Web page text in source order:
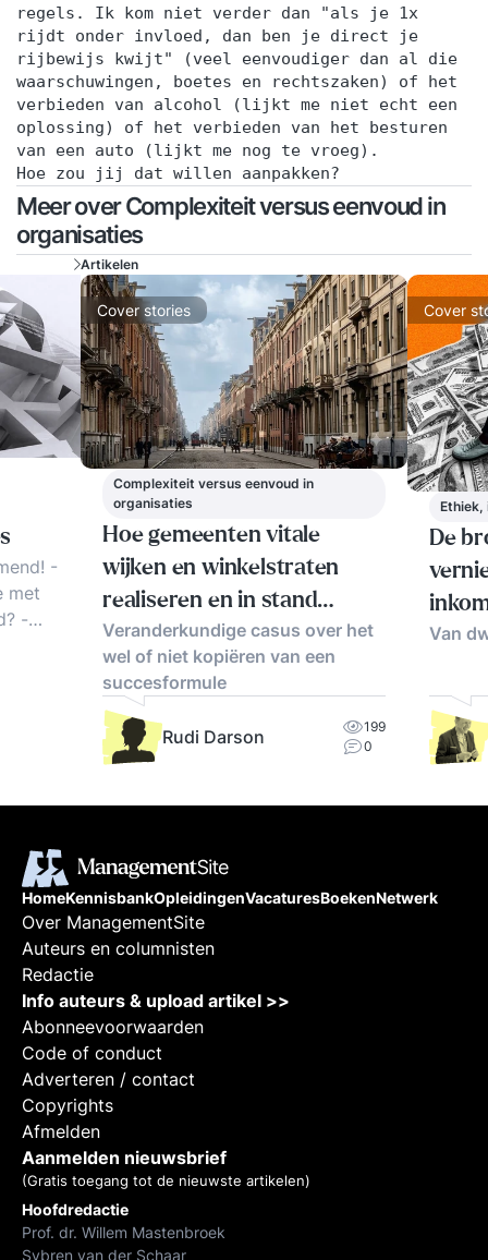
regels. Ik kom niet verder dan "als je 1x
rijdt onder invloed, dan ben je direct je
rijbewijs kwijt" (veel eenvoudiger dan al die
waarschuwingen, boetes en rechtszaken) of het
verbieden van alcohol (lijkt me niet echt een
oplossing) of het verbieden van het besturen
van een auto (lijkt me nog te vroeg).
Hoe zou jij dat willen aanpakken?
Meer over Complexiteit versus eenvoud in
organisaties
-
met
-
Artikelen
Cover stories
Complexiteit versus eenvoud in
organisaties
Hoe gemeenten vitale
wijken en winkelstraten
realiseren en in stand
houden
Veranderkundige casus over het
wel of niet kopiëren van een
succesformule
Rudi Darson
199
0
Cover
Ethiek,
De
Van
HomeKennisbankOpleidingenVacaturesBoekenNetwerk
Over ManagementSite
Auteurs en columnisten
Redactie
Info auteurs & upload artikel >>
Abonneevoorwaarden
Code of conduct
Adverteren / contact
Copyrights
Afmelden
Aanmelden nieuwsbrief
(Gratis toegang tot de nieuwste artikelen)
Hoofdredactie
Prof. dr. Willem Mastenbroek
Sybren van der Schaar